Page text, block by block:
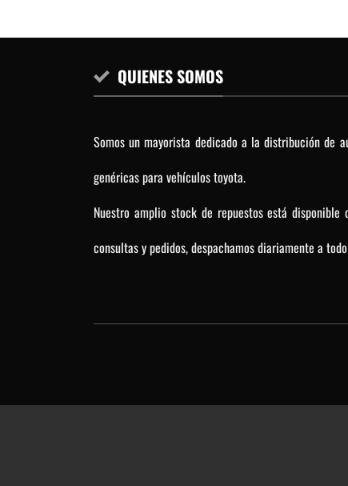
QUIENES SOMOS
Somos un mayorista dedicado a la distribución de
genéricas para vehículos toyota.
Nuestro amplio stock de repuestos está disponible
consultas y pedidos, despachamos diariamente a